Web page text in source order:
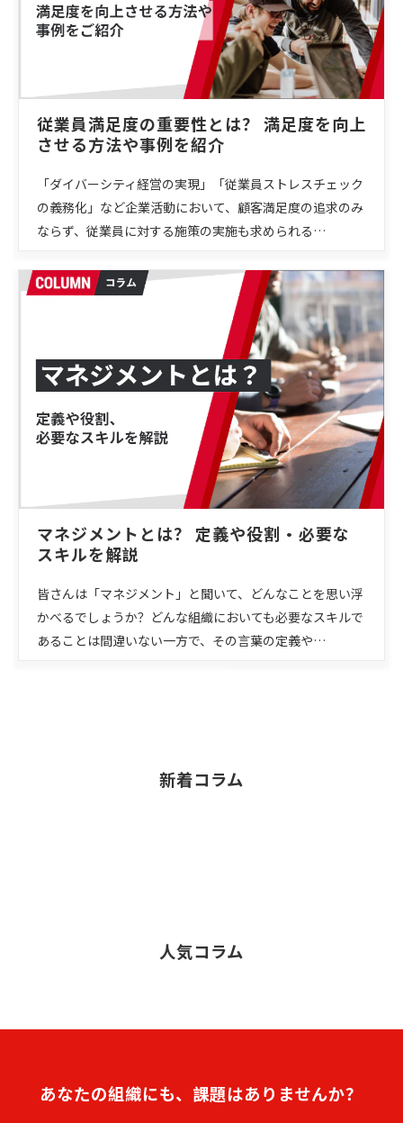
従業員満足度の重要性とは？ 満足度を向上
させる方法や事例を紹介
「ダイバーシティ経営の実現」「従業員ストレスチェック
の義務化」など企業活動において、顧客満足度の追求のみ
ならず、従業員に対する施策の実施も求められる…
マネジメントとは？ 定義や役割・必要な
スキルを解説
皆さんは「マネジメント」と聞いて、どんなことを思い浮
かべるでしょうか？どんな組織においても必要なスキルで
あることは間違いない一方で、その言葉の定義や…
新着コラム
人気コラム
あなたの組織にも、課題はありませんか？